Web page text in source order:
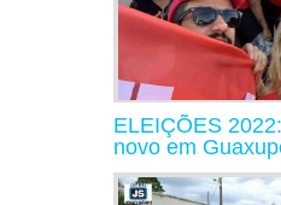
ELEIÇÕES
novo em